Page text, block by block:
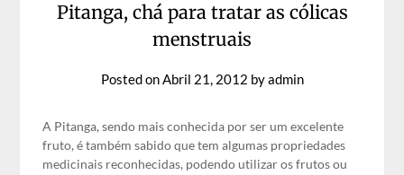
Pitanga, chá para tratar as cólicas
menstruais
Posted onAbril 21, 2012 byadmin
A Pitanga, sendo mais conhecida por ser um excelente
fruto, é também sabido que tem algumas propriedades
medicinais reconhecidas, podendo utilizar os frutos ou